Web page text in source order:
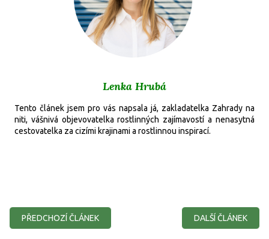
Lenka Hrubá
Tento článek jsem pro vás napsala já, zakladatelka Zahrady na
niti, vášnivá objevovatelka rostlinných zajímavostí a nenasytná
cestovatelka za cizími krajinami a rostlinnou inspirací.
PŘEDCHOZÍ ČLÁNEK DALŠÍ ČLÁNEK